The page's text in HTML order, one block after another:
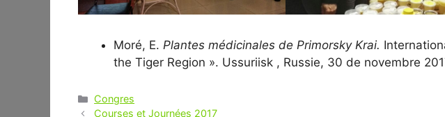
Moré, E. Plantes médicinales de Primorsky Krai.
the Tiger Region ». Ussuriisk , Russie, 30 de novembre
Catégories
Congres
Navigation
Courses et Journées 2017